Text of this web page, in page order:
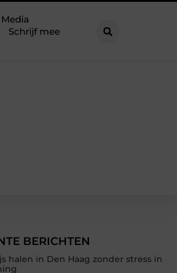
Schrijf mee
BERICHTEN
halen in Den Haag zonder stress in